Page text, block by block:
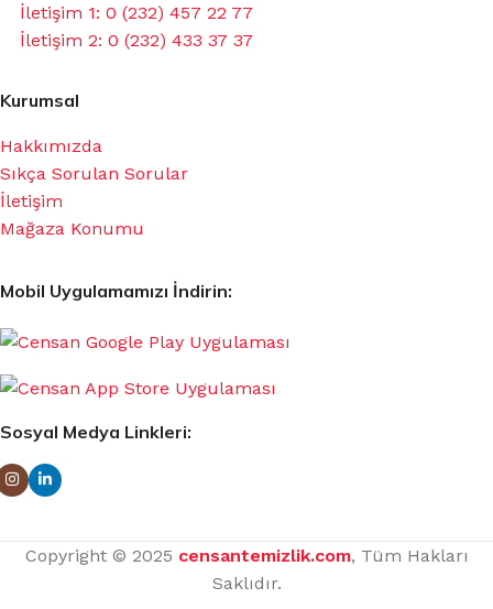
İletişim 1: 0 (232) 457 22 77
İletişim 2: 0 (232) 433 37 37
Kurumsal
Hakkımızda
Sıkça Sorulan Sorular
İletişim
Mağaza Konumu
Mobil Uygulamamızı İndirin:
Sosyal Medya Linkleri:
Copyright © 2025 censantemizlik.com, Tüm Hakları
Saklıdır.